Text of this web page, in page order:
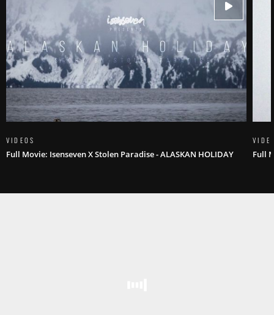
VIDEOS
Full Movie: Isenseven X Stolen Paradise - ALASKAN HOLIDAY Full